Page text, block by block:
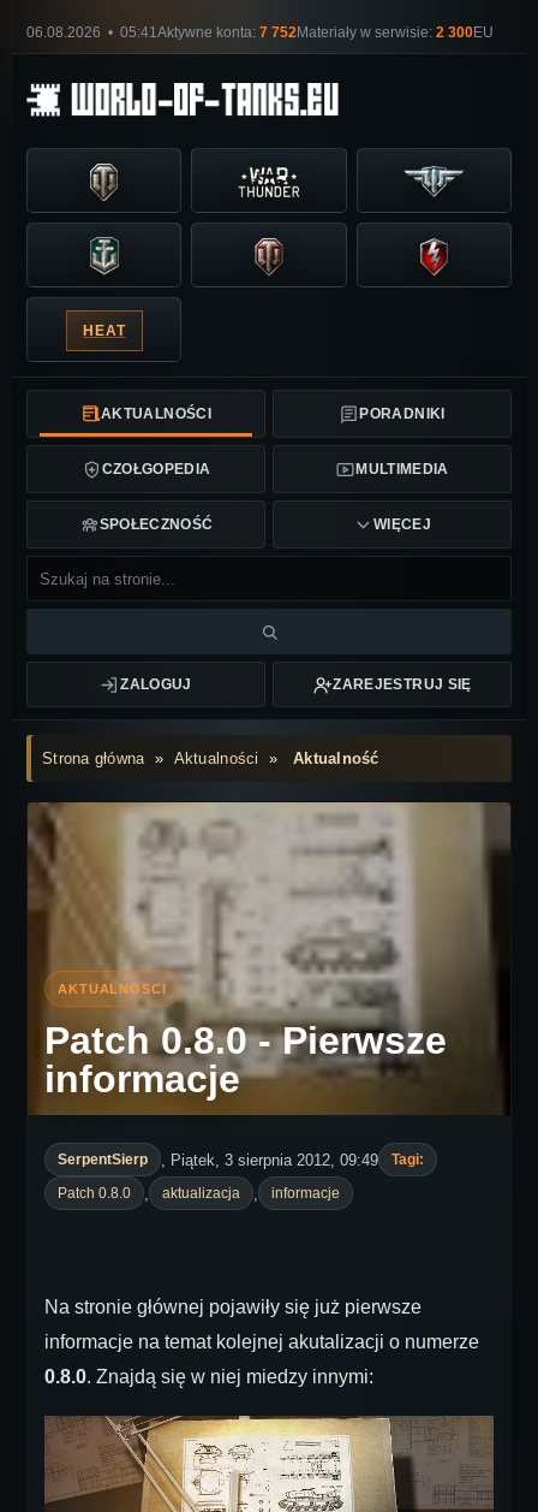
06.08.2026 • 05:41Aktywne konta: 7 752Materiały w serwisie: 2 300EU
HEAT
AKTUALNOŚCI PORADNIKI
CZOŁGOPEDIA MULTIMEDIA
SPOŁECZNOŚĆ WIĘCEJ
ZALOGUJ ZAREJESTRUJ SIĘ
Strona główna» Aktualności »Aktualność
Patch 0.8.0 - Pierwsze
informacje
SerpentSierp , Piątek, 3 sierpnia 2012, 09:49
Tagi:
Patch 0.8.0
aktualizacja informacje
Na stronie głównej pojawiły się już pierwsze
informacje na temat kolejnej akutalizacji o numerze
0.8.0. Znajdą się w niej miedzy innymi: